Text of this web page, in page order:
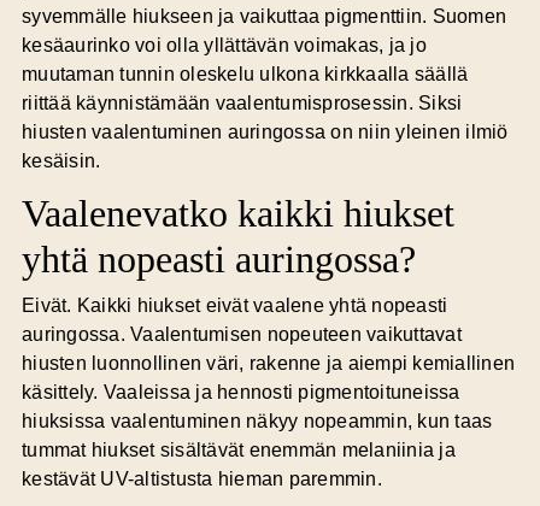
syvemmälle hiukseen ja vaikuttaa pigmenttiin. Suomen
kesäaurinko voi olla yllättävän voimakas, ja jo
muutaman tunnin oleskelu ulkona kirkkaalla säällä
riittää käynnistämään vaalentumisprosessin. Siksi
hiusten vaalentuminen auringossa on niin yleinen ilmiö
kesäisin.
Vaalenevatko kaikki hiukset
yhtä nopeasti auringossa?
Eivät. Kaikki hiukset eivät vaalene yhtä nopeasti
auringossa. Vaalentumisen nopeuteen vaikuttavat
hiusten luonnollinen väri, rakenne ja aiempi kemiallinen
käsittely. Vaaleissa ja hennosti pigmentoituneissa
hiuksissa vaalentuminen näkyy nopeammin, kun taas
tummat hiukset sisältävät enemmän melaniinia ja
kestävät UV-altistusta hieman paremmin.